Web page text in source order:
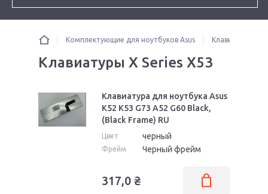
Комплектующие для ноутбуков Asus Клавиатуры
Клавиатуры X Series X53
Клавиатура для ноутбука Asus
K52 K53 G73 A52 G60 Black,
(Black Frame) RU
Цвет черный
Фрейм Черный фрейм
317,0 ₴